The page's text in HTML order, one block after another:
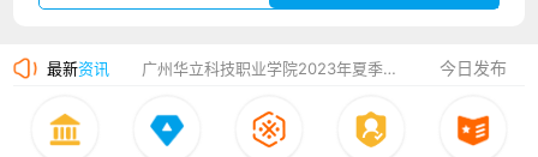
最新资讯 广州华立科技职业学院2023年夏季高考招生简章
湛江幼儿师范专科学校2023年夏季高考招生简章
今日发布